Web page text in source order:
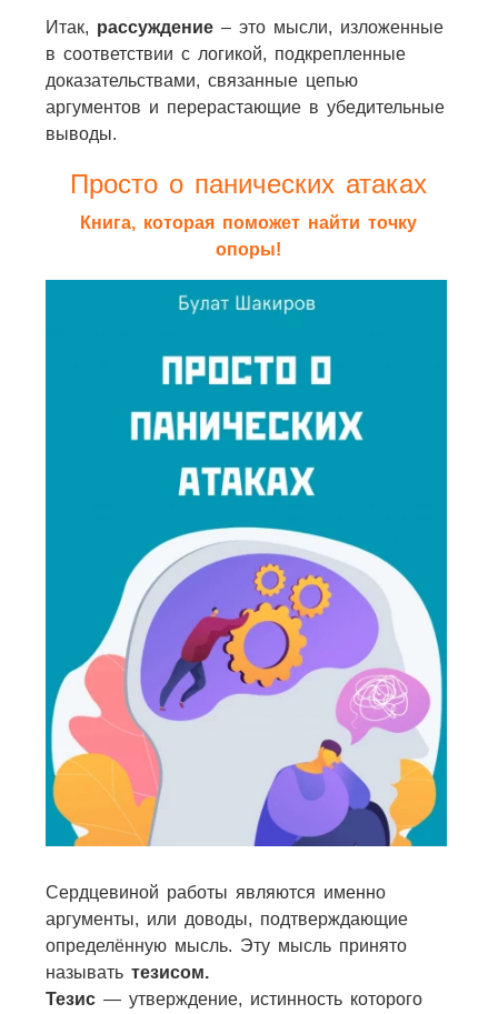
Итак, рассуждение– это мысли, изложенные
в соответствии с логикой, подкрепленные
доказательствами, связанные цепью
аргументов и перерастающие в убедительные
выводы.
Просто о панических атаках
Книга, которая поможет найти точку
опоры!
Сердцевиной работы являются именно
аргументы, или доводы, подтверждающие
определённую мысль. Эту мысль принято
называть тезисом.
Тезис— утверждение, истинность которого